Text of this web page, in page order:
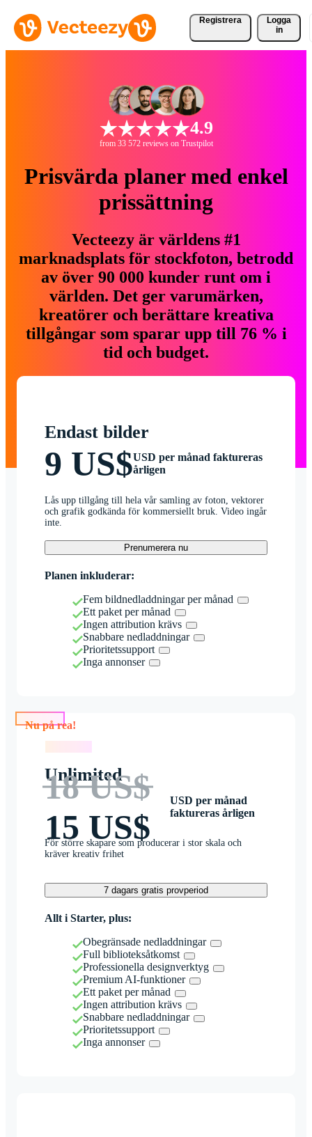
Registrera
Logga
in
4.9
from 33 572 reviews on Trustpilot
Prisvärda planer med enkel
prissättning
Vecteezy är världens #1
marknadsplats för stockfoton, betrodd
av över 90 000 kunder runt om i
världen. Det ger varumärken,
kreatörer och berättare kreativa
tillgångar som sparar upp till 76 % i
tid och budget.
Endast bilder
9 US$USD per månad faktureras
årligen
Lås upp tillgång till hela vår samling av foton, vektorer
och grafik godkända för kommersiellt bruk. Video ingår
inte.
Prenumerera nu
Planen inkluderar:
Fem bildnedladdningar per månad
Ett paket per månad
Ingen attribution krävs
Snabbare nedladdningar
Prioritetssupport
Inga annonser
Nu på rea!
Unlimited
18 US$
15 US$
USD per månad
faktureras årligen
För större skapare som producerar i stor skala och
kräver kreativ frihet
7 dagars gratis provperiod
Allt i Starter, plus:
Obegränsade nedladdningar
Full biblioteksåtkomst
Professionella designverktyg
Premium AI-funktioner
Ett paket per månad
Ingen attribution krävs
Snabbare nedladdningar
Prioritetssupport
Inga annonser